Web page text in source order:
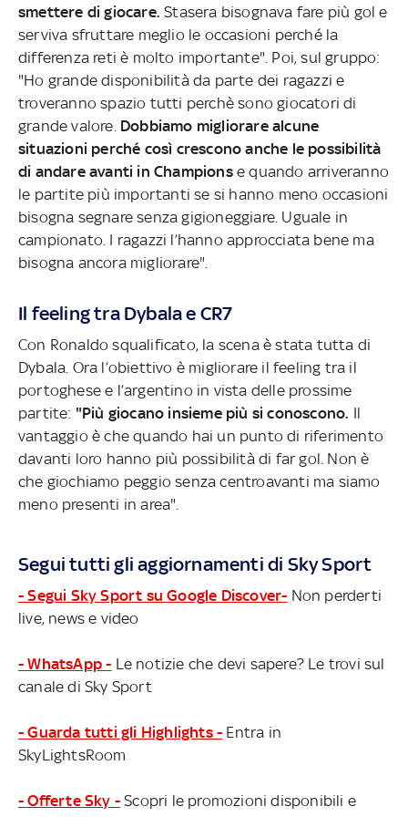
smettere di giocare. Stasera bisognava fare più gol e
serviva sfruttare meglio le occasioni perché la
differenza reti è molto importante". Poi, sul gruppo:
"Ho grande disponibilità da parte dei ragazzi e
troveranno spazio tutti perchè sono giocatori di
grande valore. Dobbiamo migliorare alcune
situazioni perché così crescono anche le possibilità
di andare avanti in Championse quando arriveranno
le partite più importanti se si hanno meno occasioni
bisogna segnare senza gigioneggiare. Uguale in
campionato. I ragazzi l’hanno approcciata bene ma
bisogna ancora migliorare".
Il feeling tra Dybala e CR7
Con Ronaldo squalificato, la scena è stata tutta di
Dybala. Ora l’obiettivo è migliorare il feeling tra il
portoghese e l’argentino in vista delle prossime
partite: "Più giocano insieme più si conoscono. Il
vantaggio è che quando hai un punto di riferimento
davanti loro hanno più possibilità di far gol. Non è
che giochiamo peggio senza centroavanti ma siamo
meno presenti in area".
Segui tutti gli aggiornamenti di Sky Sport
- Segui Sky Sport su Google Discover- Non perderti
live, news e video
- WhatsApp - Le notizie che devi sapere? Le trovi sul
canale di Sky Sport
- Guarda tutti gli Highlights - Entra in
SkyLightsRoom
- Offerte Sky - Scopri le promozioni disponibili e